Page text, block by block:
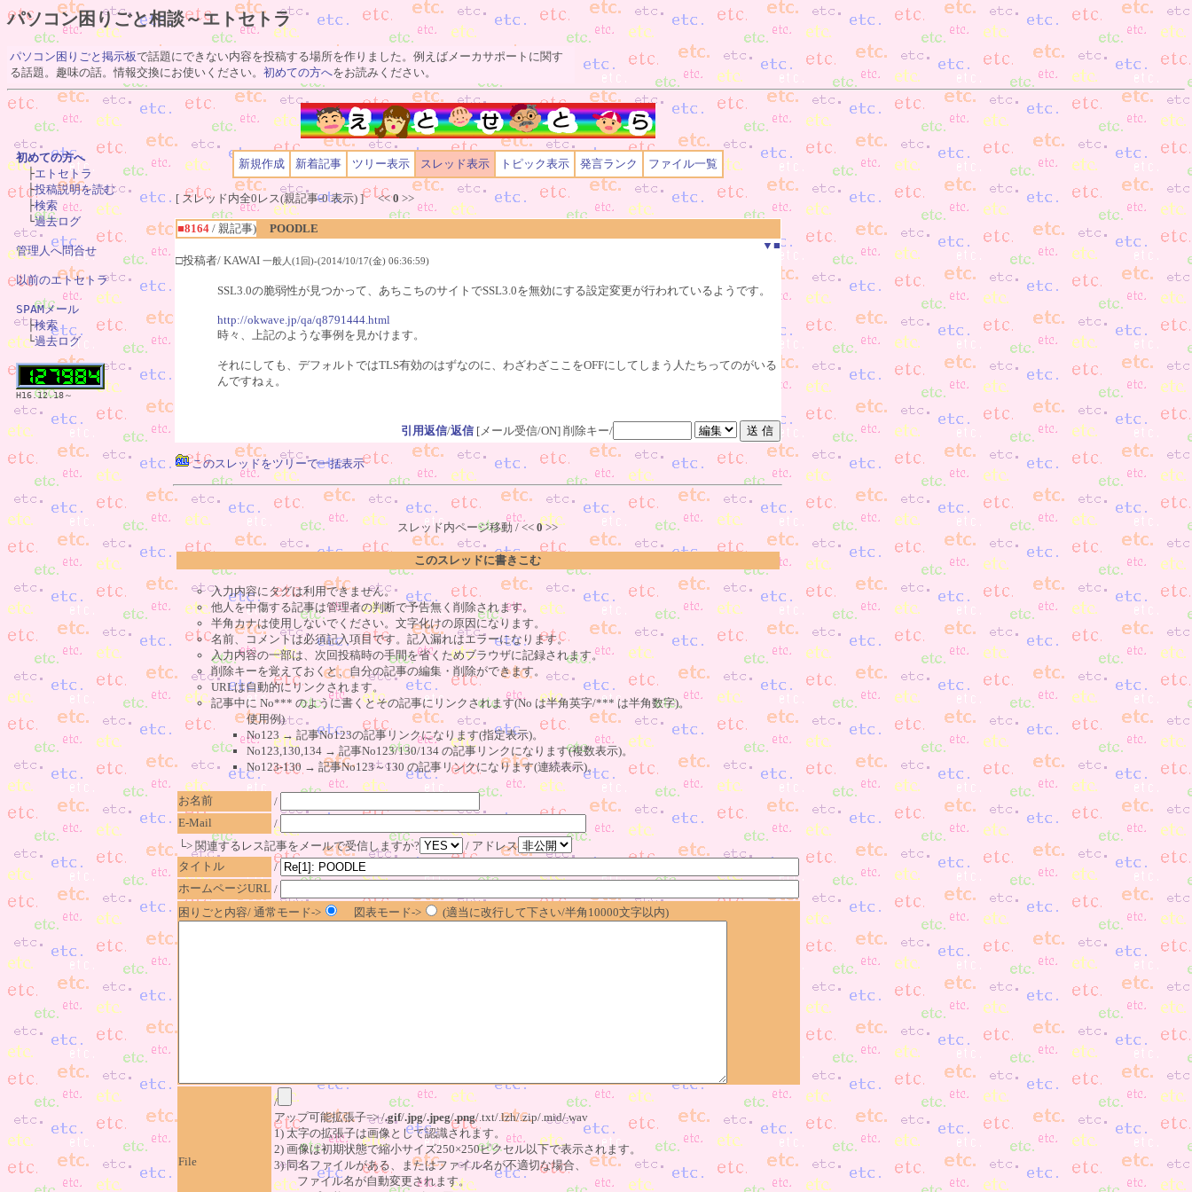
パソコン困りごと相談～エトセトラ
パソコン困りごと掲示板で話題にできない内容を投稿する場所を作りました。例えばメーカサポートに関す
る話題。趣味の話。情報交換にお使いください。 初めての方へをお読みください。
新規作成 新着記事 ツリー表示 スレッド表示 トピック表示 発言ランク ファイル一覧
[ スレッド内全0レス(親記事-0 表示) ] <<0 >>
■8164/ 親記事)
POODLE
▼ ■
□投稿者/ KAWAI 一般人(1回)-(2014/10/17(金) 06:36:59)
SSL3.0の脆弱性が見つかって、あちこちのサイトでSSL3.0を無効にする設定変更が行われているようです。
http://okwave.jp/qa/q8791444.html
時々、上記のような事例を見かけます。
それにしても、デフォルトではTLS有効のはずなのに、わざわざここをOFFにしてしまう人たちってのがいる
んですねぇ。
引用返信/返信[メール受信/ON] 削除キー/
このスレッドをツリーで一括表示
スレッド内ページ移動 / << 0>>
このスレッドに書きこむ
入力内容にタグは利用できません。
他人を中傷する記事は管理者の判断で予告無く削除されます。
半角カナは使用しないでください。文字化けの原因になります。
名前、コメントは必須記入項目です。記入漏れはエラーになります。
入力内容の一部は、次回投稿時の手間を省くためブラウザに記録されます。
削除キーを覚えておくと、自分の記事の編集・削除ができます。
URLは自動的にリンクされます。
記事中に No*** のように書くとその記事にリンクされます(No は半角英字/*** は半角数字)。
使用例)
No123 → 記事No123の記事リンクになります(指定表示)。
No123,130,134 → 記事No123/130/134 の記事リンクになります(複数表示)。
No123-130 → 記事No123～130 の記事リンクになります(連続表示)。
お名前
/
E-Mail
/
└> 関連するレス記事をメールで受信しますか?
/ アドレス
タイトル
/
ホームページURL /
困りごと内容/ 通常モード->
図表モード-> (適当に改行して下さい/半角10000文字以内)
File
/
アップ可能拡張子=> /.gif/.jpg/.jpeg/.png/.txt/.lzh/.zip/.mid/.wav
1) 太字の拡張子は画像として認識されます。
2) 画像は初期状態で縮小サイズ250×250ピクセル以下で表示されます。
3) 同名ファイルがある、またはファイル名が不適切な場合、
ファイル名が自動変更されます。
初めての方へ
├エトセトラ
├投稿説明を読む
├検索
└過去ログ
管理人へ問合せ
以前のエトセトラ
SPAMメール
├検索
└過去ログ
H16.12.18～